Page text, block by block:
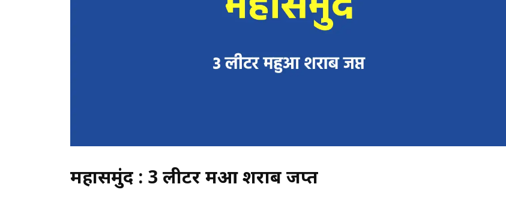
महासमुंद : 3 लीटर महुआ शराब जप्त